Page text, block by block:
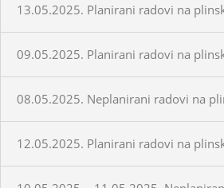
13.05.2025. Planirani radovi na
09.05.2025. Planirani radovi na
08.05.2025. Neplanirani radovi na
12.05.2025. Planirani radovi na